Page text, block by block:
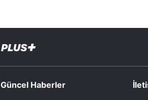
Güncel Haberler